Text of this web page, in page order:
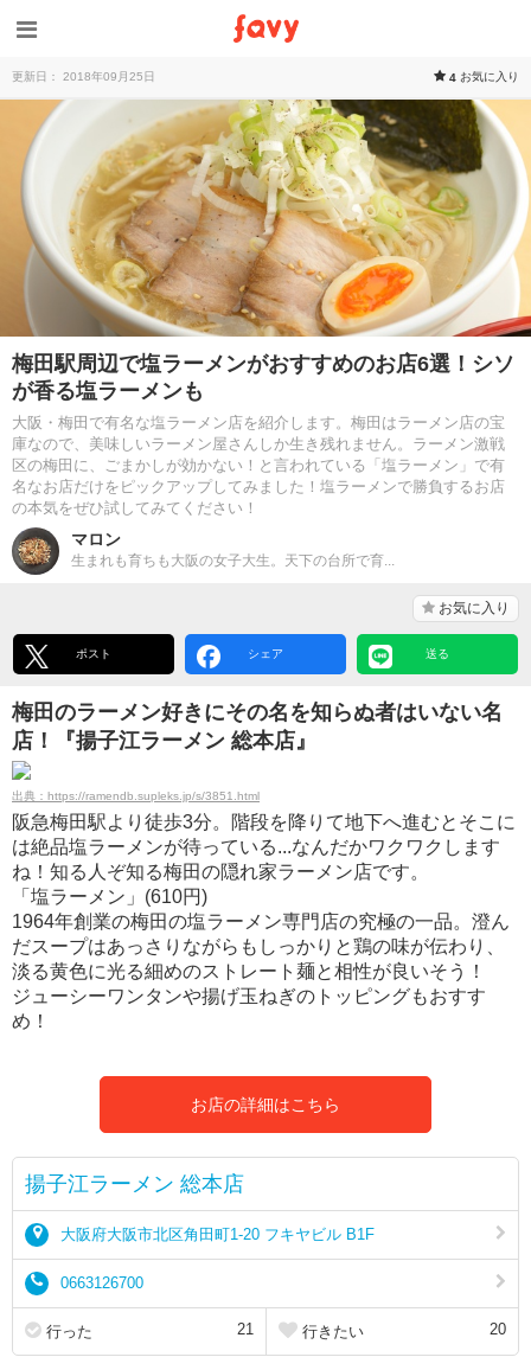
更新日： 2018年09月25日 4 お気に入り
梅田駅周辺で塩ラーメンがおすすめのお店6選！シソ
が香る塩ラーメンも
大阪・梅田で有名な塩ラーメン店を紹介します。梅田はラーメン店の宝
庫なので、美味しいラーメン屋さんしか生き残れません。ラーメン激戦
区の梅田に、ごまかしが効かない！と言われている「塩ラーメン」で有
名なお店だけをピックアップしてみました！塩ラーメンで勝負するお店
の本気をぜひ試してみてください！
マロン
生まれも育ちも大阪の女子大生。天下の台所で育...
お気に入り
ポスト シェア 送る
梅田のラーメン好きにその名を知らぬ者はいない名
店！『揚子江ラーメン 総本店』
出典：https://ramendb.supleks.jp/s/3851.html
阪急梅田駅より徒歩3分。階段を降りて地下へ進むとそこに
は絶品塩ラーメンが待っている...なんだかワクワクします
ね！知る人ぞ知る梅田の隠れ家ラーメン店です。
「塩ラーメン」(610円)
1964年創業の梅田の塩ラーメン専門店の究極の一品。澄ん
だスープはあっさりながらもしっかりと鶏の味が伝わり、
淡る黄色に光る細めのストレート麺と相性が良いそう！
ジューシーワンタンや揚げ玉ねぎのトッピングもおすす
め！
お店の詳細はこちら
揚子江ラーメン 総本店
大阪府大阪市北区角田町1-20 フキヤビル B1F
0663126700
行った 21 行きたい 20